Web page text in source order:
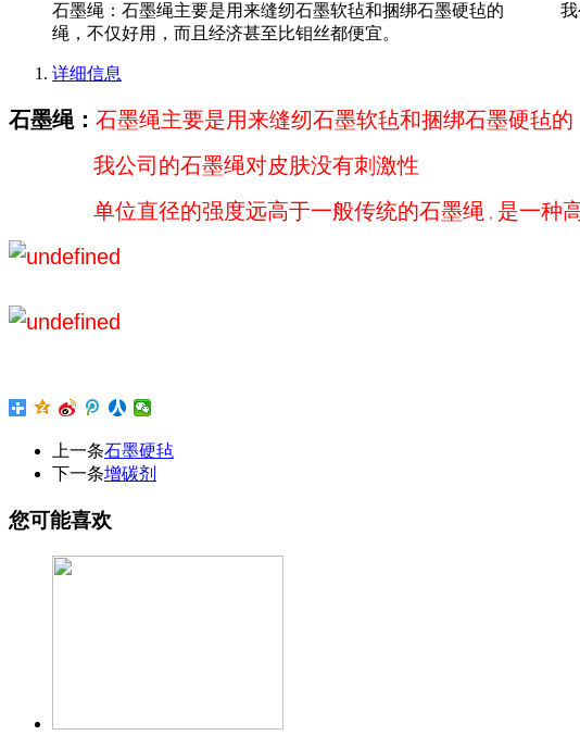
石墨绳：石墨绳主要是用来缝纫石墨软毡和捆绑石墨硬毡的 我
绳，不仅好用，而且经济甚至比钼丝都便宜。
详细信息
石墨绳： 石墨绳主要是用来缝纫石墨软毡和捆绑石墨硬毡的
我公司的石墨绳对皮肤没有刺激性
单位直径的强度远高于一般传统的石墨绳 ， 是一种
上一条石墨硬毡
下一条增碳剂
您可能喜欢